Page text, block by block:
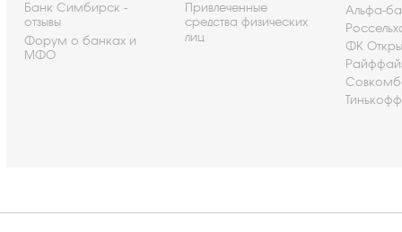
Банк Симбирск -
отзывы
Форум о банках и
МФО
Привлеченные
средства физических
лиц
Альфа-
ФК